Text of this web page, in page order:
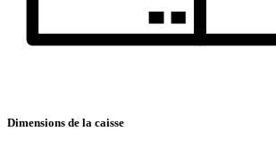
Dimensions de la caisse